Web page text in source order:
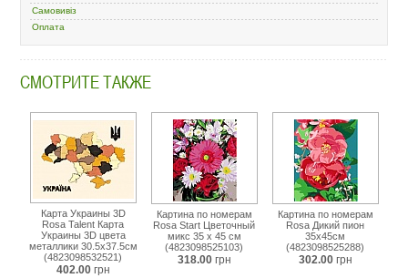
dogs-
4823098538400.html
Самовивіз
Оплата
СМОТРИТЕ ТАКЖЕ
Карта Украины 3D
Rosa Talent Карта
Украины 3D цвета
металлики 30.5х37.5см
(4823098532521)
402.00 грн
Картина по номерам
Rosa Start Цветочный
микс 35 х 45 см
(4823098525103)
318.00 грн
Картина по номерам
Rosa Дикий пион
35х45см
(4823098525288)
302.00 грн